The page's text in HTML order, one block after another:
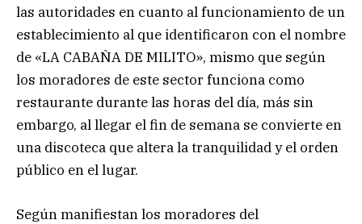
las autoridades en cuanto al funcionamiento de un
establecimiento al que identificaron con el nombre
de «LA CABAÑA DE MILITO», mismo que según
los moradores de este sector funciona como
restaurante durante las horas del día, más sin
embargo, al llegar el fin de semana se convierte en
una discoteca que altera la tranquilidad y el orden
público en el lugar.
Según manifiestan los moradores del